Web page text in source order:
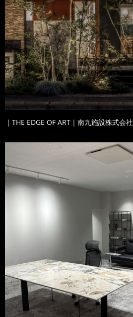
｜THE EDGE OF ART｜南九施設株式会社